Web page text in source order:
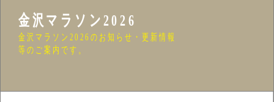
金沢マラソン2026
金沢マラソン2026のお知らせ・更新情報
等のご案内です。